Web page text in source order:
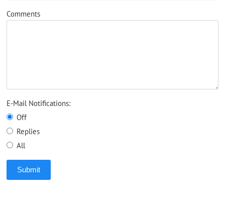
Comments
E-Mail Notifications:
Off
Replies
All
Submit